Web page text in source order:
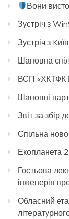
Вони
Зустріч з
Зустріч з
Шановна
ВСП «ХКТФК
Шановні
Звіт за збір
Спільна
Екопланета
Гостьова
інженерія
Обласний